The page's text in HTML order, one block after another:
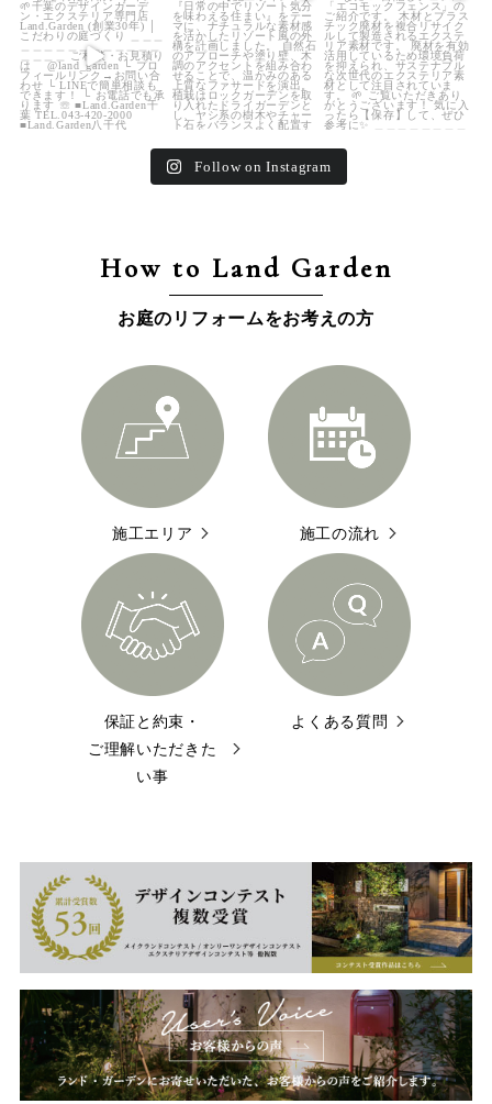
24 0 27 0 16 0
Follow on Instagram
How to Land Garden
お庭のリフォームをお考えの方
施工エリア 施工の流れ
保証と約束・
ご理解いただきた
い事
よくある質問